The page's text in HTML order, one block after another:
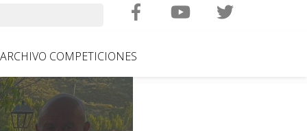
Search
ARCHIVO COMPETICIONES